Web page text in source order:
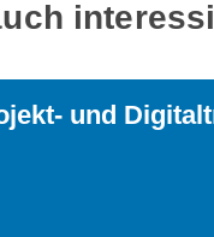
und